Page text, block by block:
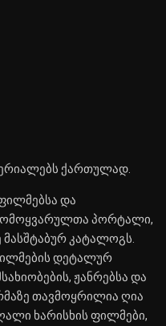
ქართულად.
და
პორტალი,
კატალოგს.
დეტალურ
ჟანრებსა და
თავმოყრილია ღია
ხარისხის ფილმები,